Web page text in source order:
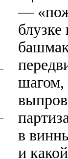
—
шагом,
в
и